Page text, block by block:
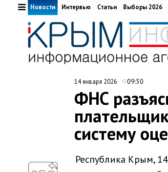
Новости Интервью Статьи Выборы 2026
14 января 2026 09:30
ФНС
систему
Республика Крым,